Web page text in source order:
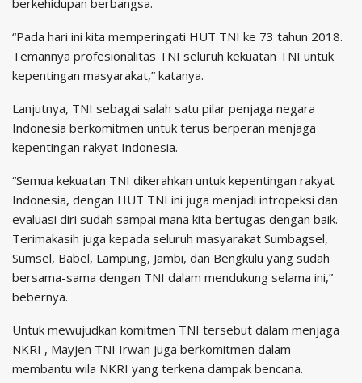
berkehidupan berbangsa.
“Pada hari ini kita memperingati HUT TNI ke 73 tahun 2018.
Temannya profesionalitas TNI seluruh kekuatan TNI untuk
kepentingan masyarakat,” katanya.
Lanjutnya, TNI sebagai salah satu pilar penjaga negara
Indonesia berkomitmen untuk terus berperan menjaga
kepentingan rakyat Indonesia.
“Semua kekuatan TNI dikerahkan untuk kepentingan rakyat
Indonesia, dengan HUT TNI ini juga menjadi intropeksi dan
evaluasi diri sudah sampai mana kita bertugas dengan baik.
Terimakasih juga kepada seluruh masyarakat Sumbagsel,
Sumsel, Babel, Lampung, Jambi, dan Bengkulu yang sudah
bersama-sama dengan TNI dalam mendukung selama ini,”
bebernya.
Untuk mewujudkan komitmen TNI tersebut dalam menjaga
NKRI , Mayjen TNI Irwan juga berkomitmen dalam
membantu wila NKRI yang terkena dampak bencana.